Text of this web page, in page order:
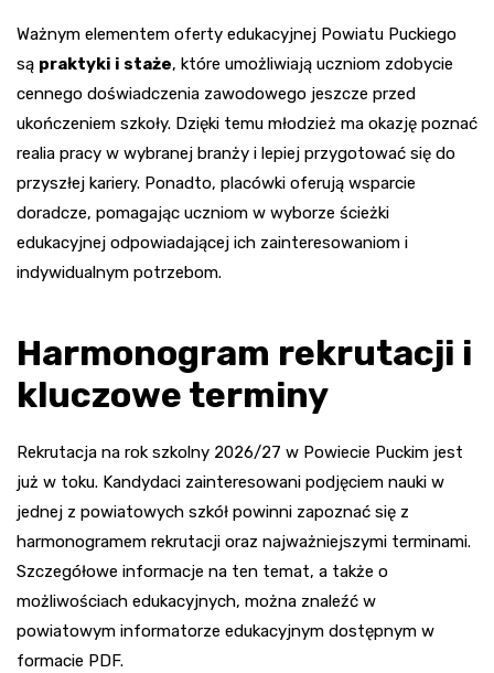
Ważnym elementem oferty edukacyjnej Powiatu Puckiego
są praktyki i staże, które umożliwiają uczniom zdobycie
cennego doświadczenia zawodowego jeszcze przed
ukończeniem szkoły. Dzięki temu młodzież ma okazję poznać
realia pracy w wybranej branży i lepiej przygotować się do
przyszłej kariery. Ponadto, placówki oferują wsparcie
doradcze, pomagając uczniom w wyborze ścieżki
edukacyjnej odpowiadającej ich zainteresowaniom i
indywidualnym potrzebom.
Harmonogram rekrutacji i
kluczowe terminy
Rekrutacja na rok szkolny 2026/27 w Powiecie Puckim jest
już w toku. Kandydaci zainteresowani podjęciem nauki w
jednej z powiatowych szkół powinni zapoznać się z
harmonogramem rekrutacji oraz najważniejszymi terminami.
Szczegółowe informacje na ten temat, a także o
możliwościach edukacyjnych, można znaleźć w
powiatowym informatorze edukacyjnym dostępnym w
formacie PDF.